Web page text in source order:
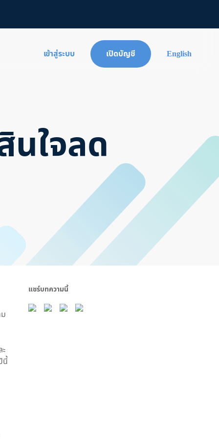
เข้าสู่ระบบ เปิดบัญชี English
นใจลด
แชร์บทความนี้
นี้